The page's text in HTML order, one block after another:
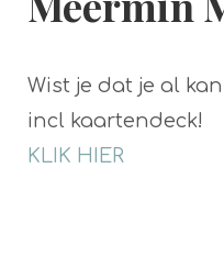
Wist je dat je al
incl kaartendeck!
KLIK HIER